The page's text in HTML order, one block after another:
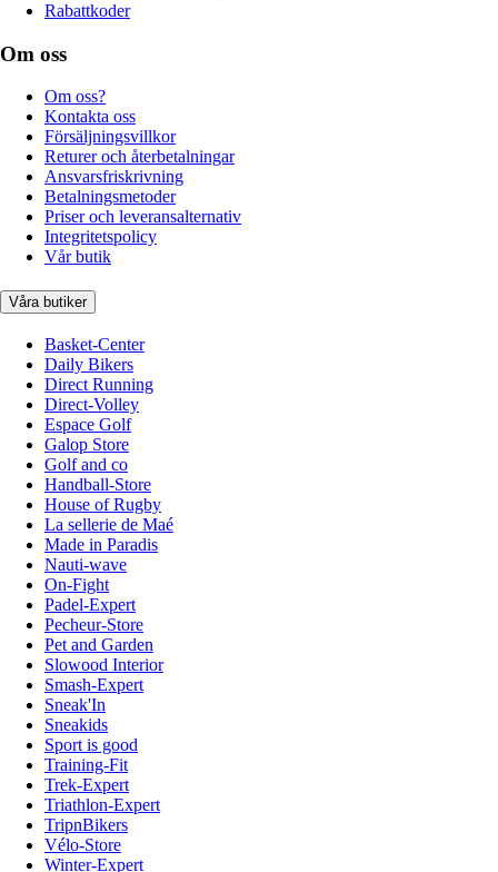
Rabattkoder
Om oss
Om oss?
Kontakta oss
Försäljningsvillkor
Returer och återbetalningar
Ansvarsfriskrivning
Betalningsmetoder
Priser och leveransalternativ
Integritetspolicy
Vår butik
Våra butiker
Basket-Center
Daily Bikers
Direct Running
Direct-Volley
Espace Golf
Galop Store
Golf and co
Handball-Store
House of Rugby
La sellerie de Maé
Made in Paradis
Nauti-wave
On-Fight
Padel-Expert
Pecheur-Store
Pet and Garden
Slowood Interior
Smash-Expert
Sneak'In
Sneakids
Sport is good
Training-Fit
Trek-Expert
Triathlon-Expert
TripnBikers
Vélo-Store
Winter-Expert